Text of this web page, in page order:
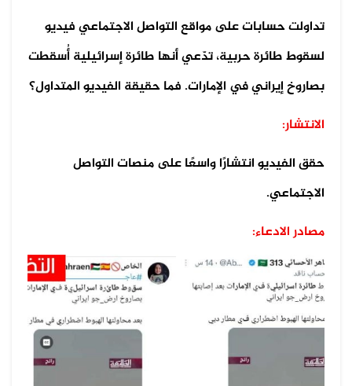
تداولت حسابات على مواقع التواصل الاجتماعي فيديو
لسقوط طائرة حربية، تدّعي أنها طائرة إسرائيلية أُسقطت
بصاروخ إيراني في الإمارات. فما حقيقة الفيديو المتداول؟
الانتشار:
حقق الفيديو انتشارًا واسعًا على منصات التواصل
الاجتماعي.
مصادر الادعاء: